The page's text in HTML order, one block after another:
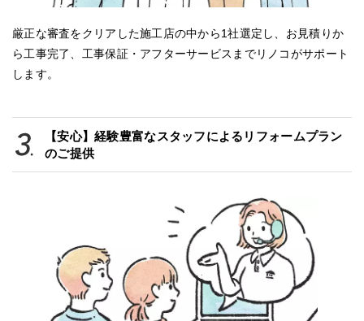
厳正な審査をクリアした施工店の中から1社選定し、お見積りか
ら工事完了、工事保証・アフターサービスまでリノコがサポート
します。
【安心】経験豊富なスタッフによるリフォームプラン
のご提供